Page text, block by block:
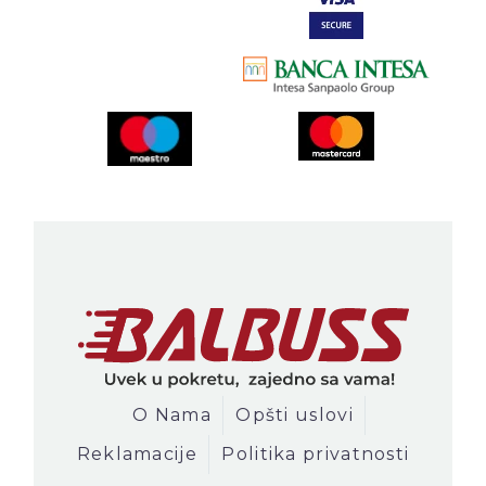
O Nama
Opšti uslovi
Reklamacije
Politika privatnosti